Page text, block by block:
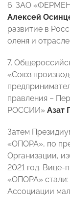
6. ЗАО
Алексей
развитие в
оленя и
7.
«Союз
правления –
РОССИИ» Азат
Затем
«ОПОРА», по
Организации,
2021 год. Вице-
«ОПОРА»
Ассоциации